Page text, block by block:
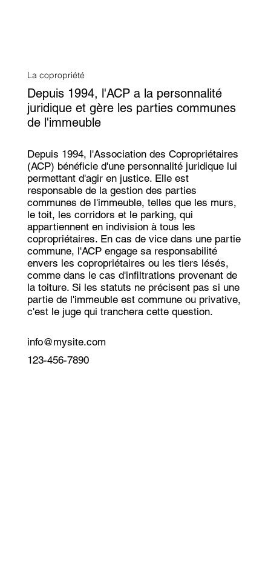
La copropriété
Depuis 1994, l'ACP a la personnalité
juridique et gère les parties communes
de l'immeuble
Depuis 1994, l'Association des Copropriétaires
(ACP) bénéficie d'une personnalité juridique lui
permettant d'agir en justice. Elle est
responsable de la gestion des parties
communes de l'immeuble, telles que les murs,
le toit, les corridors et le parking, qui
appartiennent en indivision à tous les
copropriétaires. En cas de vice dans une partie
commune, l'ACP engage sa responsabilité
envers les copropriétaires ou les tiers lésés,
comme dans le cas d'infiltrations provenant de
la toiture. Si les statuts ne précisent pas si une
partie de l'immeuble est commune ou privative,
c'est le juge qui tranchera cette question.
info@mysite.com
123-456-7890